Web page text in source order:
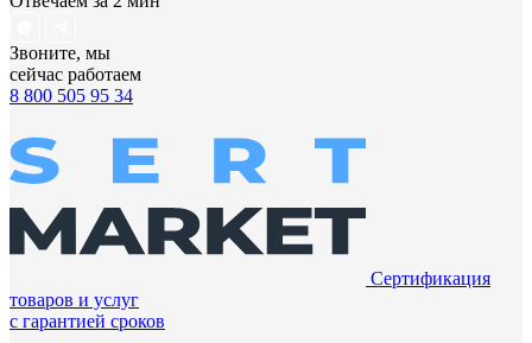
Звоните, мы
сейчас работаем
8 800 505 95 34
Сертификация
товаров и услуг
с гарантией сроков